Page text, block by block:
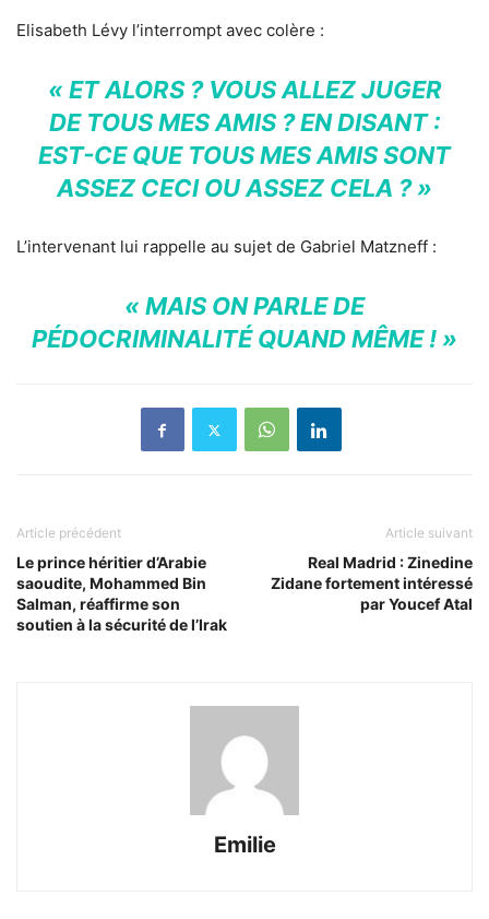
Elisabeth Lévy l’interrompt avec colère :
« ET ALORS ? VOUS ALLEZ JUGER
DE TOUS MES AMIS ? EN DISANT :
EST-CE QUE TOUS MES AMIS SONT
ASSEZ CECI OU ASSEZ CELA ? »
L’intervenant lui rappelle au sujet de Gabriel Matzneff :
« MAIS ON PARLE DE
PÉDOCRIMINALITÉ QUAND MÊME ! »
Article précédent
Le prince héritier d’Arabie
saoudite, Mohammed Bin
Salman, réaffirme son
soutien à la sécurité de l’Irak
Article suivant
Real Madrid : Zinedine
Zidane fortement intéressé
par Youcef Atal
Emilie